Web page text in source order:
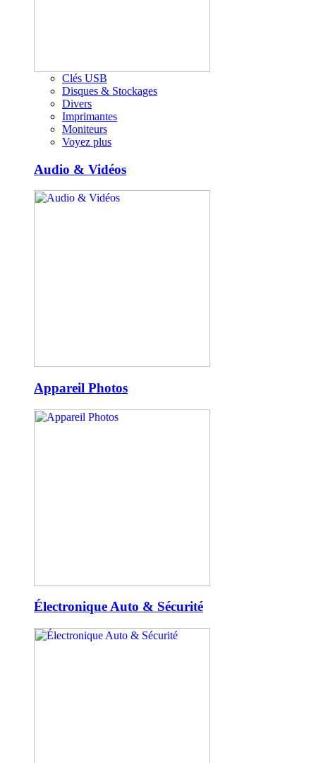
Clés USB
Disques & Stockages
Divers
Imprimantes
Moniteurs
Voyez plus
Audio & Vidéos
Appareil Photos
Électronique Auto & Sécurité